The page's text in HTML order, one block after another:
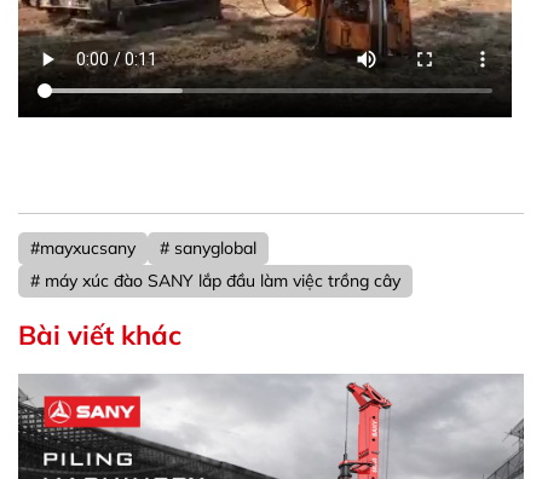
#mayxucsany
# sanyglobal
# máy xúc đào SANY lắp đầu làm việc trồng cây
Bài viết khác